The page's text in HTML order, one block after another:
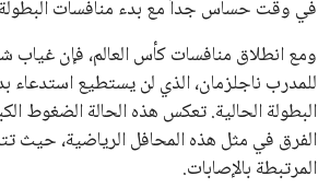
يعتمد إنفانتينو على قاعدة دعم قوية من
بما في ذلك الاتحاد الأفريقي والآسيوي،
اتحادات أمريكا الجنوبية والكونكاكاف.
القرارات التي اتخذها في زيادة الموارد المالية
عن رفع عدد الفرق المشاركة في كأس العالم،
جديدة تحت مظلة “فيفا”.